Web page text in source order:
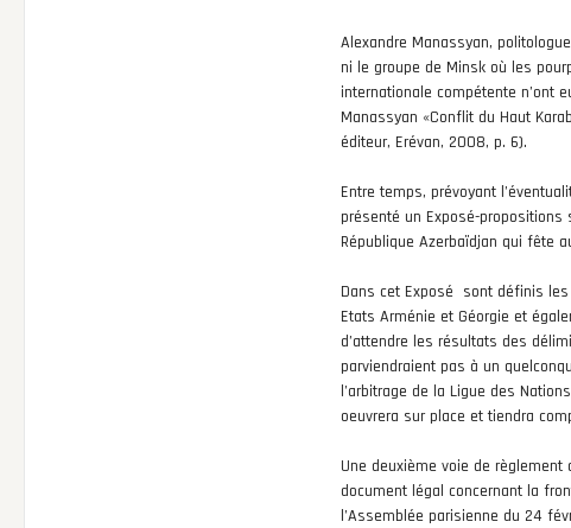
Alexandre Manassyan,
ni le groupe de Minsk où les
internationale compétente n’ont
Manassyan «Conflit du Haut
éditeur, Erévan, 2008, p. 6).
Entre temps, prévoyant
présenté un Exposé-
République Azerbaïdjan qui fête
Dans cet Exposé sont définis
Etats Arménie et Géorgie et
d’attendre les résultats des
parviendraient pas à un
l’arbitrage de la Ligue des
oeuvrera sur place et tiendra
Une deuxième voie de règlement
document légal concernant la
l’Assemblée parisienne du 24